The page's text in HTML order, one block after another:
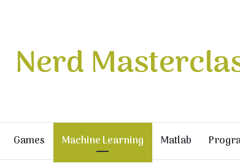
Nerd
Games Machine Learning Matlab